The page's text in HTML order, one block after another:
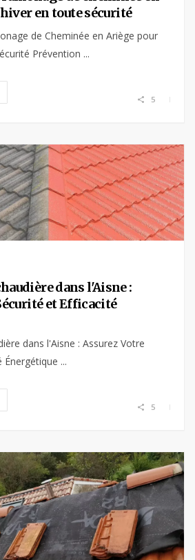
en toute sécurité
de Cheminée en Ariège pour
Prévention ...
5
dans l'Aisne :
et Efficacité
dans l'Aisne : Assurez Votre
...
5